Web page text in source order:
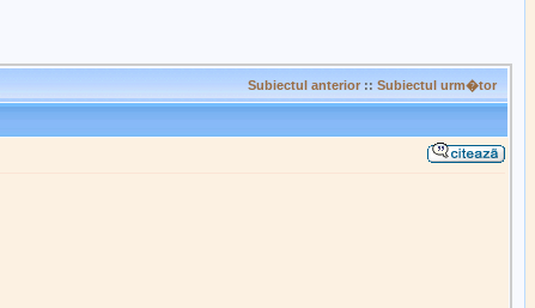
Subiectul anterior :: Subiectul urm�tor